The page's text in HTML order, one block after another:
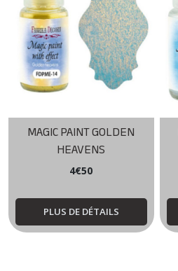
MAGIC PAINT GOLDEN
HEAVENS
4€50
PLUS DE DÉTAILS